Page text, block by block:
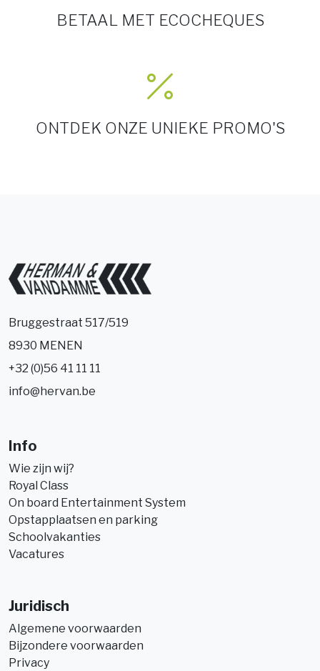
BETAAL MET ECOCHEQUES
ONTDEK ONZE UNIEKE PROMO'S
Bruggestraat 517/519
8930 MENEN
+32 (0)56 41 11 11
info@hervan.be
Info
Wie zijn wij?
Royal Class
On board Entertainment System
Opstapplaatsen en parking
Schoolvakanties
Vacatures
Juridisch
Algemene voorwaarden
Bijzondere voorwaarden
Privacy